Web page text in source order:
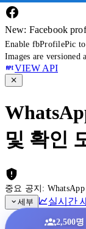
New: Facebook
Enable fbProfilePic
Images are versioned
VIEW API
및 확인
중요 공지:
세부
실시간
2,500